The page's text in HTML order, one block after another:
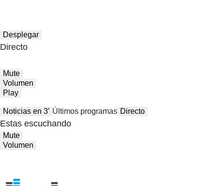
Desplegar
Directo
Mute
Volumen
Play
Noticias en 3′ Últimos programas Directo
Estas escuchando
Mute
Volumen